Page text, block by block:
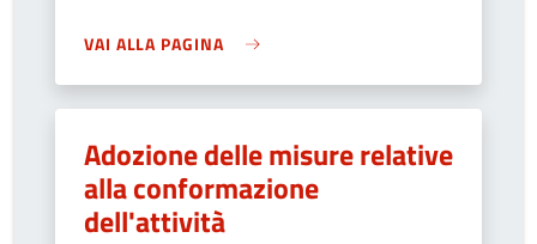
VAI ALLA PAGINA
Adozione delle misure relative
alla conformazione
dell'attività